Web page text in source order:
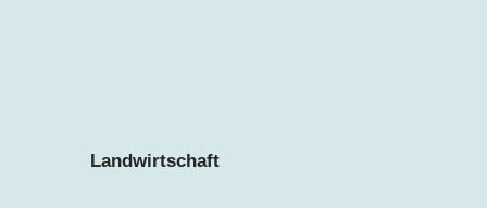
Landwirtschaft